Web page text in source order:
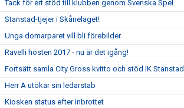
Tack för ert stöd till klubben genom Svenska Spel
Stanstad-tjejer i Skånelaget!
Unga domarparet vill bli förebilder
Ravelli hösten 2017 - nu är det igång!
Fortsätt samla City Gross kvitto och stöd IK Stanstad
Herr A utökar sin ledarstab
Kiosken status efter inbrottet